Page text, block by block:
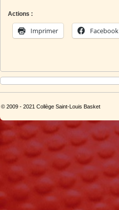
Actions :
Imprimer Facebook
© 2009 - 2021 Collège Saint-Louis Basket